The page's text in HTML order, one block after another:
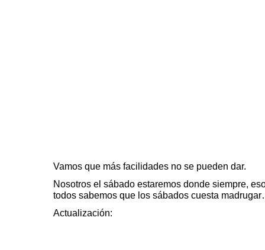
Vamos que más facilidades no se pueden dar.
Nosotros el sábado estaremos donde siempre,
todos sabemos que los sábados cuesta
Actualización: